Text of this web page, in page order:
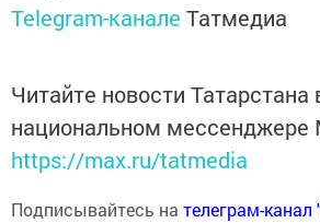
Telegram-канале Татмедиа
Читайте новости Татарстана
национальном мессенджере
https://max.ru/tatmedia
Подписывайтесь на телеграм-